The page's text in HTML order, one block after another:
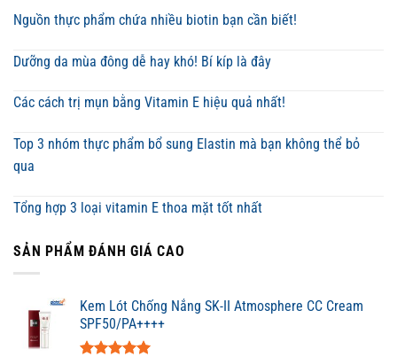
Nguồn thực phẩm chứa nhiều biotin bạn cần biết!
Dưỡng da mùa đông dễ hay khó! Bí kíp là đây
Các cách trị mụn bằng Vitamin E hiệu quả nhất!
Top 3 nhóm thực phẩm bổ sung Elastin mà bạn không thể bỏ
qua
Tổng hợp 3 loại vitamin E thoa mặt tốt nhất
SẢN PHẨM ĐÁNH GIÁ CAO
Kem Lót Chống Nắng SK-II Atmosphere CC Cream
SPF50/PA++++